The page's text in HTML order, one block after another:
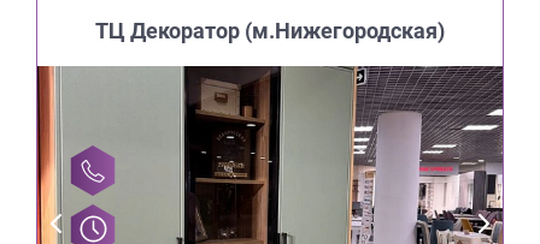
ТЦ Декоратор (м.Нижегородская)